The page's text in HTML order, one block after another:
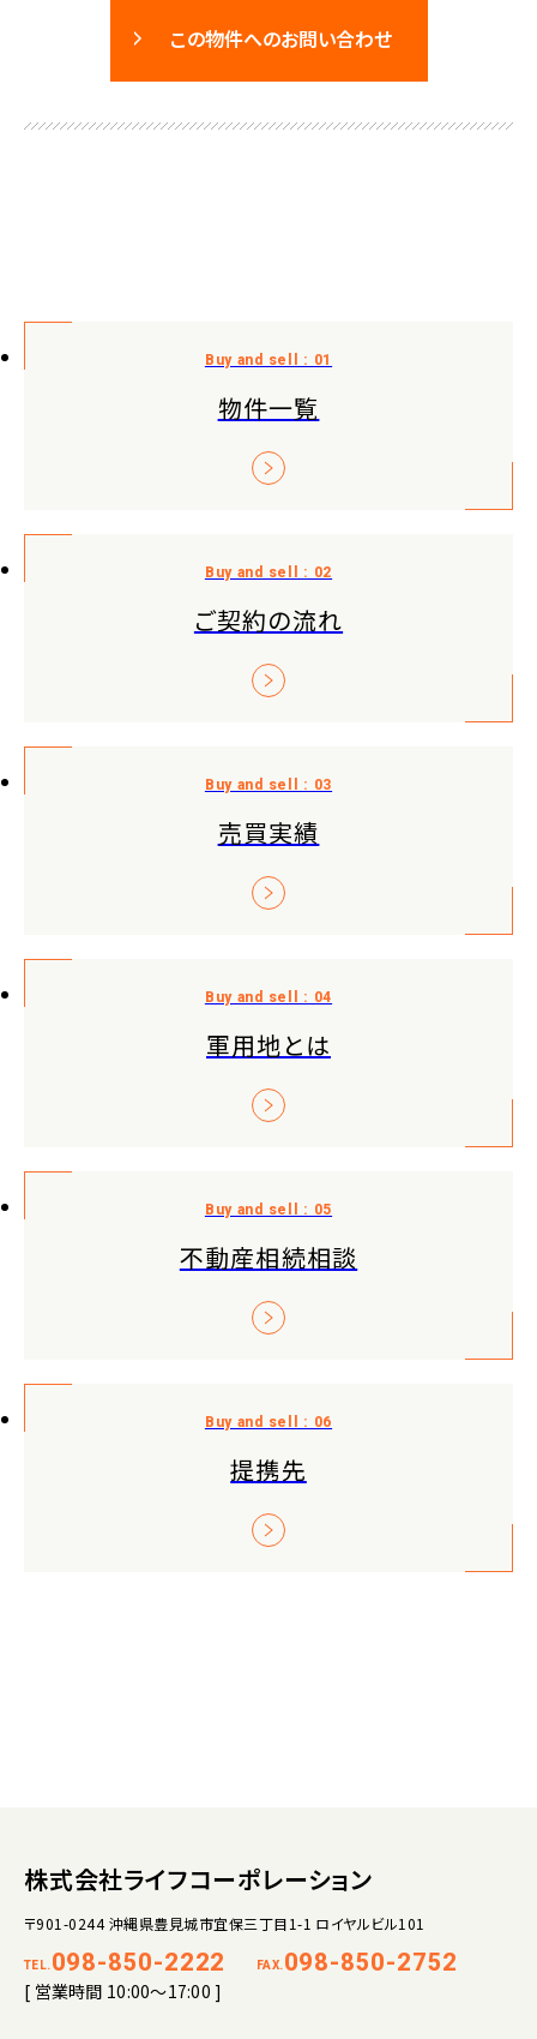
この物件へのお問い合わせ
物件一覧
ご契約の流れ
売買実績
軍用地とは
不動産相続相談
提携先
株式会社ライフコーポレーション
〒901-0244 沖縄県豊見城市宜保三丁目1-1 ロイヤルビル101
TEL. 098-850-2222 FAX. 098-850-2752
[ 営業時間 10:00～17:00 ]